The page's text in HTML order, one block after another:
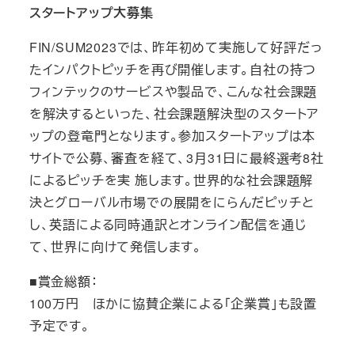
スタートアップ大募集
FIN/SUM2023では、昨年初めて実施して好評だっ
たインパクトピッチを再び開催します。自社の持つ
フィンテックのサービスや製品で、こんな社会課題
を解決するといった、社会課題解決型のスタートア
ップの登竜門となります。参加スタートアップは本
サイトで公募、審査を経て、3月31日に最終選考8社
によるピッチを実 施します。世界的な社会課題解
決とグローバル市場での展開をにらんだピッチと
し、英語による同時通訳とオンライン配信を通じ
て、世界に向けて発信します。
■賞金総額：
100万円 ほかに協賛企業による「企業賞」も設置
予定です。